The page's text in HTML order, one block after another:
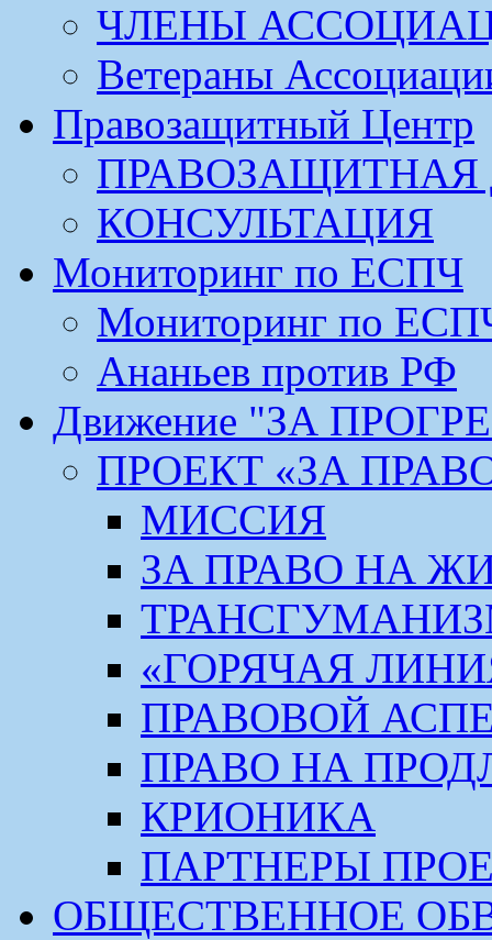
ЧЛЕНЫ
Ветераны
Правозащитный Центр
ПРАВОЗАЩИТНАЯ
КОНСУЛЬТАЦИЯ
Мониторинг по ЕСПЧ
Мониторинг по
Ананьев против РФ
Движение "ЗА
ПРОЕКТ «ЗА
МИССИЯ
ЗА ПРАВО НА
«ГОРЯЧАЯ
ПРАВОВОЙ
ПРАВО НА
КРИОНИКА
ПАРТНЕРЫ
ОБЩЕСТВЕННОЕ